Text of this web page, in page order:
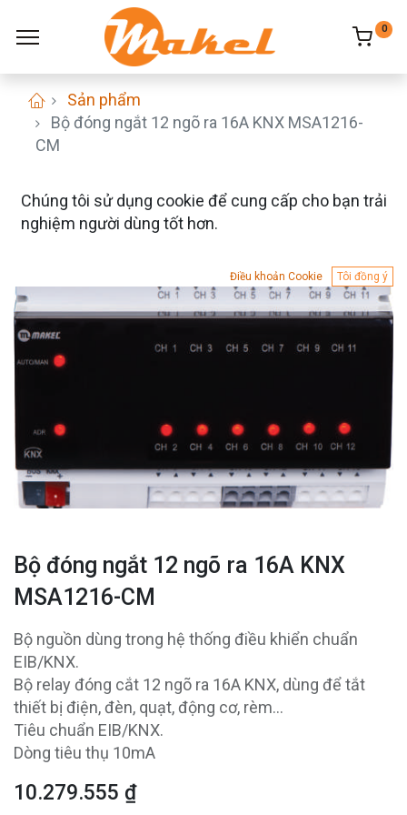
0
Sản phẩm
Bộ đóng ngắt 12 ngõ ra 16A KNX MSA1216-
CM
Bộ đóng ngắt 12 ngõ ra 16A KNX
MSA1216-CM
Bộ nguồn dùng trong hệ thống điều khiển chuẩn
EIB/KNX.
Bộ relay đóng cắt 12 ngõ ra 16A KNX, dùng để tắt
thiết bị điện, đèn, quạt, động cơ, rèm…
Tiêu chuẩn EIB/KNX.
Dòng tiêu thụ 10mA
10.279.555 ₫
Chúng tôi sử dụng cookie để cung cấp cho bạn trải
nghiệm người dùng tốt hơn.
Điều khoản Cookie Tôi đồng ý